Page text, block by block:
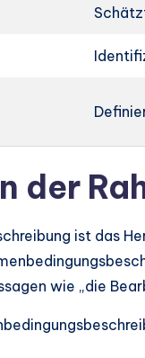
der
ist das
wie „die